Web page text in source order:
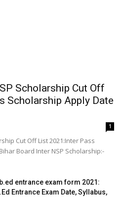
Scholarship Cut Off
Scholarship Apply Date
1
Cut Off List 2021:Inter Pass
Board Inter NSP Scholarship:-
entrance exam form 2021:
Entrance Exam Date, Syllabus,